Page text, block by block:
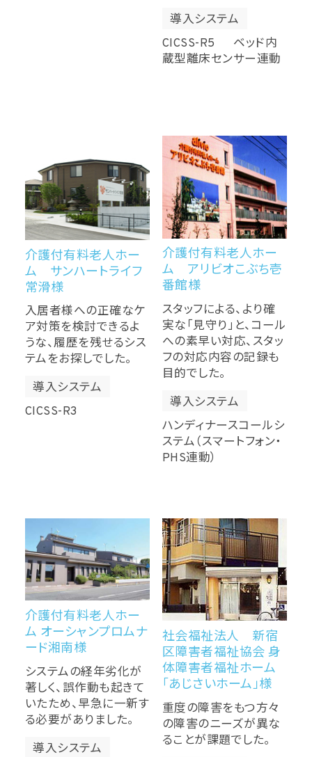
導入システム
CICSS-R5 ベッド内
蔵型離床センサー連動
介護付有料老人ホー
ム サンハートライフ
常滑様
入居者様への正確なケ
ア対策を検討できるよ
うな、履歴を残せるシス
テムをお探しでした。
導入システム
CICSS-R3
介護付有料老人ホー
ム アリビオこぶち壱
番館様
スタッフによる、より確
実な「見守り」と、コール
への素早い対応、スタッ
フの対応内容の記録も
目的でした。
導入システム
ハンディナースコールシ
ステム（スマートフォン・
PHS連動）
介護付有料老人ホー
ム オーシャンプロムナ
ード湘南様
システムの経年劣化が
著しく、誤作動も起きて
いたため、早急に一新す
る必要がありました。
導入システム
社会福祉法人 新宿
区障害者福祉協会 身
体障害者福祉ホーム
「あじさいホーム」様
重度の障害をもつ方々
の障害のニーズが異な
ることが課題でした。